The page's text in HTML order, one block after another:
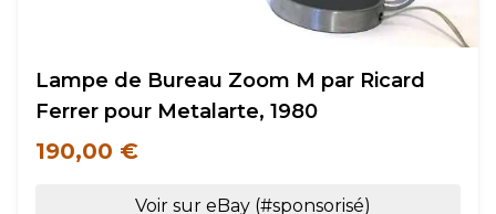
Lampe de Bureau Zoom M par Ricard
Ferrer pour Metalarte, 1980
190,00 €
Voir sur eBay (#sponsorisé)